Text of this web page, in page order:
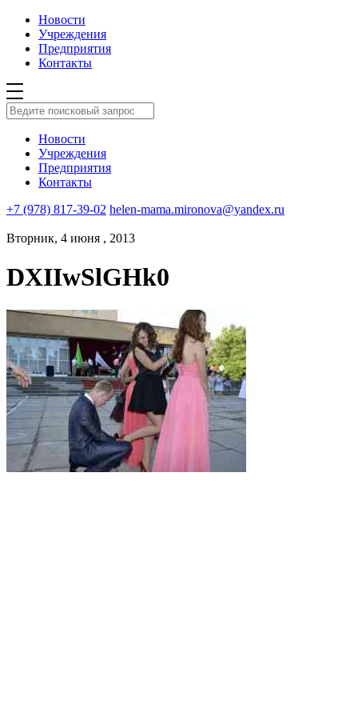
Новости
Учреждения
Предприятия
Контакты
Новости
Учреждения
Предприятия
Контакты
+7 (978) 817-39-02 helen-mama.mironova@yandex.ru
Вторник, 4 июня , 2013
DXIIwSlGHk0